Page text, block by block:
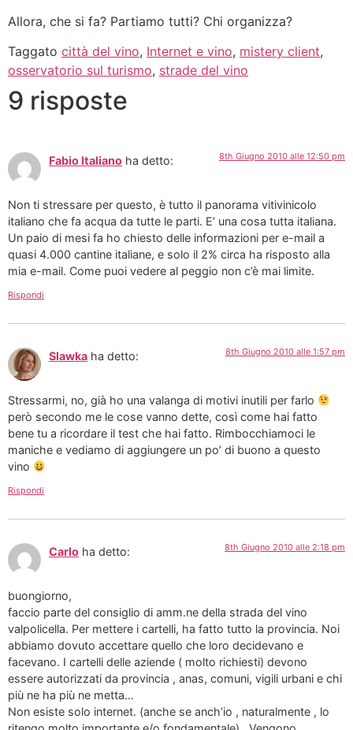
Allora, che si fa? Partiamo tutti? Chi organizza?
Taggato città del vino, Internet e vino, mistery client,
osservatorio sul turismo, strade del vino
9 risposte
Fabio Italiano ha detto: 8th Giugno 2010 alle 12:50 pm
Non ti stressare per questo, è tutto il panorama vitivinicolo
italiano che fa acqua da tutte le parti. E’ una cosa tutta italiana.
Un paio di mesi fa ho chiesto delle informazioni per e-mail a
quasi 4.000 cantine italiane, e solo il 2% circa ha risposto alla
mia e-mail. Come puoi vedere al peggio non c’è mai limite.
Rispondi
Slawka ha detto: 8th Giugno 2010 alle 1:57 pm
Stressarmi, no, già ho una valanga di motivi inutili per farlo
però secondo me le cose vanno dette, così come hai fatto
bene tu a ricordare il test che hai fatto. Rimbocchiamoci le
maniche e vediamo di aggiungere un po’ di buono a questo
vino
Rispondi
Carlo ha detto: 8th Giugno 2010 alle 2:18 pm
buongiorno,
faccio parte del consiglio di amm.ne della strada del vino
valpolicella. Per mettere i cartelli, ha fatto tutto la provincia. Noi
abbiamo dovuto accettare quello che loro decidevano e
facevano. I cartelli delle aziende ( molto richiesti) devono
essere autorizzati da provincia , anas, comuni, vigili urbani e chi
più ne ha più ne metta…
Non esiste solo internet. (anche se anch’io , naturalmente , lo